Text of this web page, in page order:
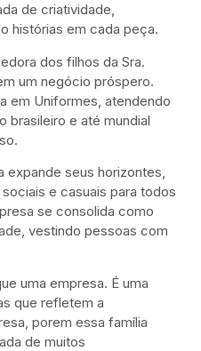
de criatividade,
histórias em cada peça.
dos filhos da Sra.
um negócio próspero.
em Uniformes, atendendo
brasileiro e até mundial
expande seus horizontes,
e casuais para todos
se consolida como
vestindo pessoas com
uma empresa. É uma
que refletem a
porem essa família
de muitos